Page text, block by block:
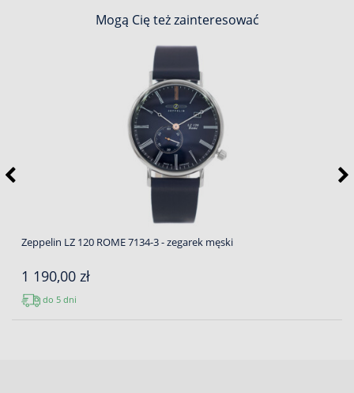
Mogą Cię też zainteresować
Zeppelin LZ 120 ROME 7134-3 - zegarek męski
1 190,00 zł
do 5 dni